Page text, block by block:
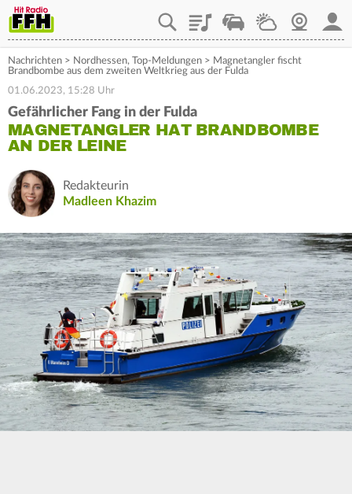
PlaylistStaupilotWetterWebcam
Nachrichten > Nordhessen, Top-Meldungen > Magnetangler fischt
Brandbombe aus dem zweiten Weltkrieg aus der Fulda
01.06.2023, 15:28 Uhr
Gefährlicher Fang in der Fulda
MAGNETANGLER HAT BRANDBOMBE
AN DER LEINE
Redakteurin
Madleen Khazim